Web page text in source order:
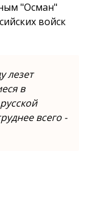
"Осман"
войск
лезет
в
всего -